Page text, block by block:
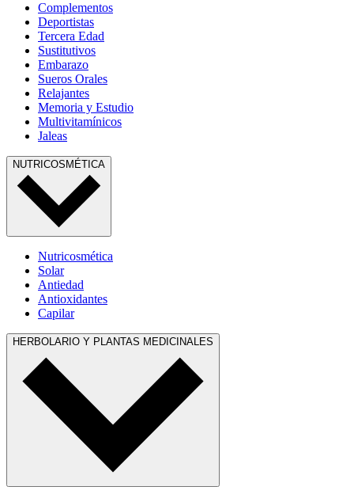
Complementos
Deportistas
Tercera Edad
Sustitutivos
Embarazo
Sueros Orales
Relajantes
Memoria y Estudio
Multivitamínicos
Jaleas
NUTRICOSMÉTICA
Nutricosmética
Solar
Antiedad
Antioxidantes
Capilar
HERBOLARIO Y PLANTAS MEDICINALES